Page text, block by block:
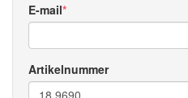
E-mail
Artikelnummer